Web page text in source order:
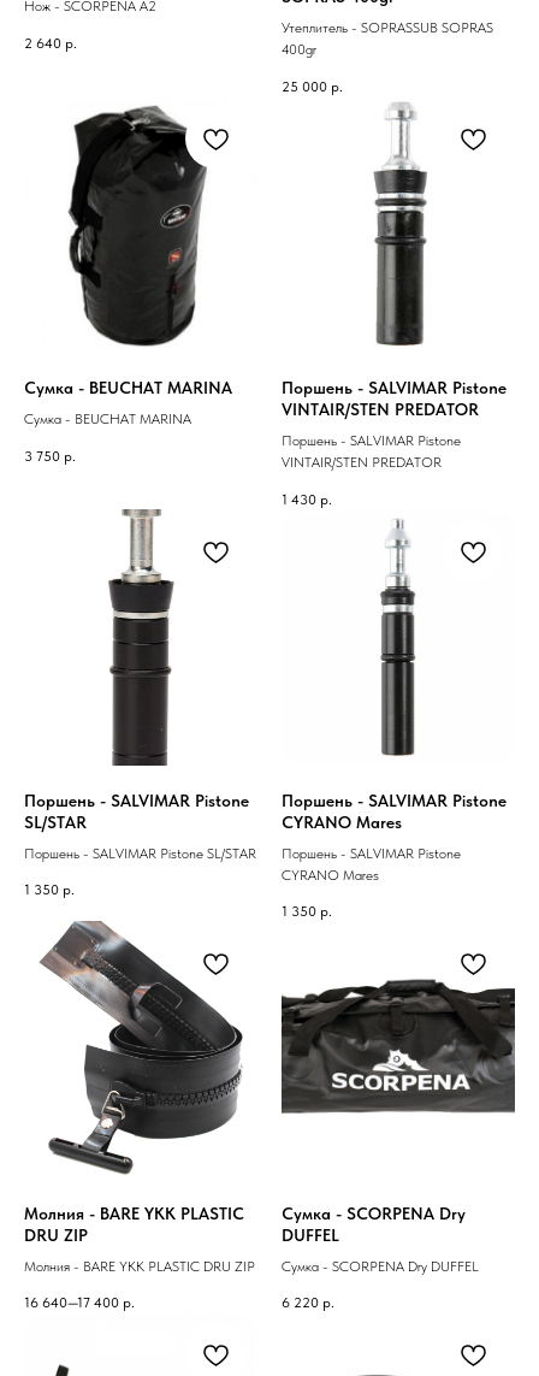
Нож - SCORPENA A2
2 640 р.
Утеплитель - SOPRASSUB SOPRAS
400gr
25 000 р.
Сумка - BEUCHAT MARINA
Сумка - BEUCHAT MARINA
3 750 р.
Поршень - SALVIMAR Pistone
VINTAIR/STEN PREDATOR
Поршень - SALVIMAR Pistone
VINTAIR/STEN PREDATOR
1 430 р.
Поршень - SALVIMAR Pistone
SL/STAR
Поршень - SALVIMAR Pistone SL/STAR
1 350 р.
Поршень - SALVIMAR Pistone
CYRANO Mares
Поршень - SALVIMAR Pistone
CYRANO Mares
1 350 р.
Молния - BARE YKK PLASTIC
DRU ZIP
Молния - BARE YKK PLASTIC DRU ZIP
16 640—17 400 р.
Сумка - SCORPENA Dry
DUFFEL
Сумка - SCORPENA Dry DUFFEL
6 220 р.